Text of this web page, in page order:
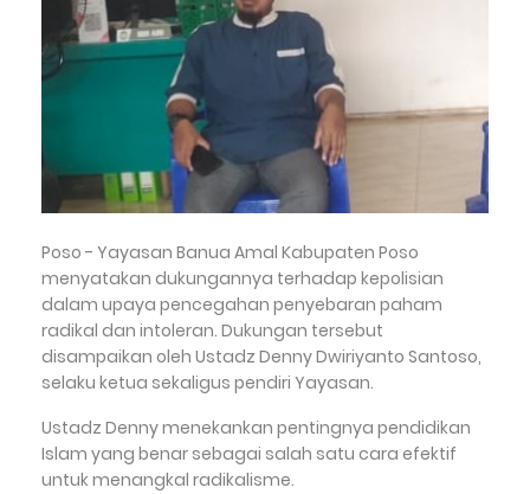
Poso - Yayasan Banua Amal Kabupaten Poso
menyatakan dukungannya terhadap kepolisian
dalam upaya pencegahan penyebaran paham
radikal dan intoleran. Dukungan tersebut
disampaikan oleh Ustadz Denny Dwiriyanto Santoso,
selaku ketua sekaligus pendiri Yayasan.
Ustadz Denny menekankan pentingnya pendidikan
Islam yang benar sebagai salah satu cara efektif
untuk menangkal radikalisme.